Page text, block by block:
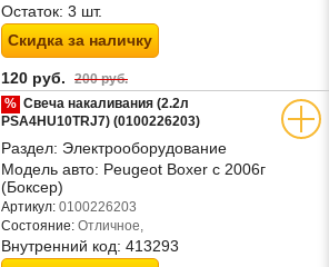
Остаток: 3 шт.
Скидка за наличку
120 руб. 200 руб.
% Свеча накаливания (2.2л
PSA4HU10TRJ7) (0100226203)
Раздел: Электрооборудование
Модель авто: Peugeot Boxer с 2006г
(Боксер)
Артикул: 0100226203
Состояние: Отличное,
Внутренний код: 413293